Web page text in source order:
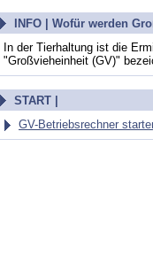
INFO | Wofür werden
In der Tierhaltung ist die
"Großvieheinheit (GV)"
START |